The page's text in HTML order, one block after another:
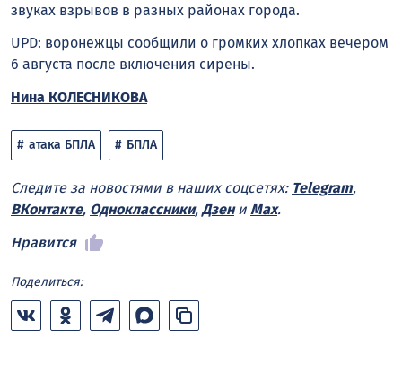
звуках взрывов в разных районах города.
UPD: воронежцы сообщили о громких хлопках вечером
6 августа после включения сирены.
Нина КОЛЕСНИКОВА
атака БПЛА БПЛА
Следите за новостями в наших соцсетях: Telegram,
ВКонтакте, Одноклассники, Дзени Max.
Нравится
Поделиться: